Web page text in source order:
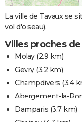
La ville de Tavaux se
vol d'oiseau).
Villes proches
Molay(2.9 km)
Gevry(3.2 km)
Champdivers (3.4
Abergement-la-
Damparis (3.7 km)